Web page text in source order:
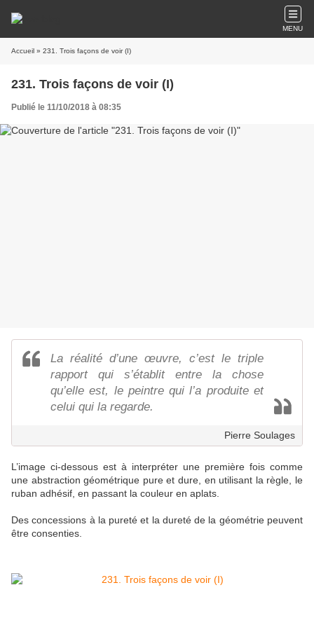
MENU
Accueil » 231. Trois façons de voir (I)
231. Trois façons de voir (I)
Publié le 11/10/2018 à 08:35
La réalité d’une œuvre, c’est le triple
rapport qui s’établit entre la chose
qu’elle est, le peintre qui l’a produite et
celui qui la regarde.
Pierre Soulages
L’image ci-dessous est à interpréter une première fois comme
une abstraction géométrique pure et dure, en utilisant la règle, le
ruban adhésif, en passant la couleur en aplats.
Des concessions à la pureté et la dureté de la géométrie peuvent
être consenties.